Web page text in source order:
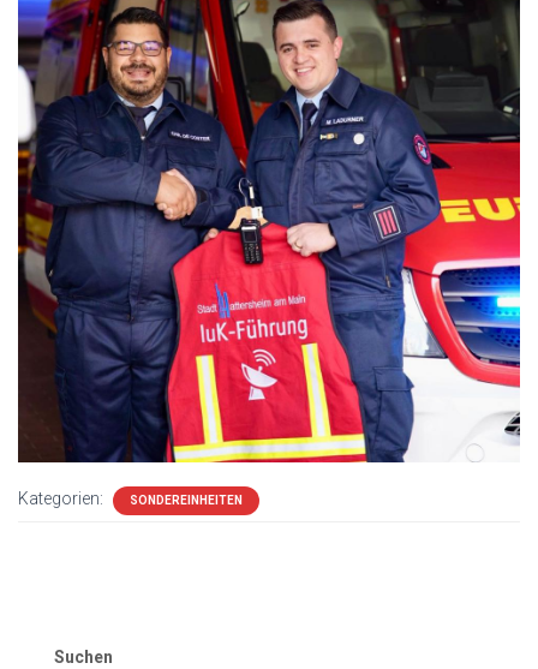
Kategorien: SONDEREINHEITEN
Suchen